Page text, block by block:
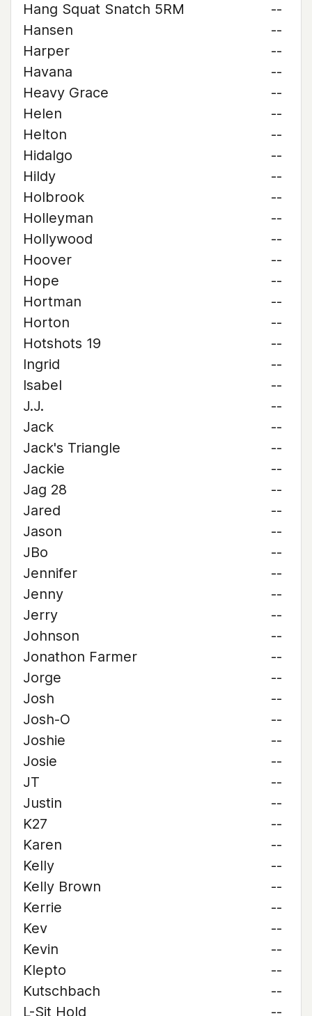
Hang Squat Snatch 5RM
--
Hansen
--
Harper
--
Havana
--
Heavy Grace
--
Helen
--
Helton
--
Hidalgo
--
Hildy
--
Holbrook
--
Holleyman
--
Hollywood
--
Hoover
--
Hope
--
Hortman
--
Horton
--
Hotshots 19
--
Ingrid
--
Isabel
--
J.J.
--
Jack
--
Jack's Triangle
--
Jackie
--
Jag 28
--
Jared
--
Jason
--
JBo
--
Jennifer
--
Jenny
--
Jerry
--
Johnson
--
Jonathon Farmer
--
Jorge
--
Josh
--
Josh-O
--
Joshie
--
Josie
--
JT
--
Justin
--
K27
--
Karen
--
Kelly
--
Kelly Brown
--
Kerrie
--
Kev
--
Kevin
--
Klepto
--
Kutschbach
--
L-Sit Hold
--